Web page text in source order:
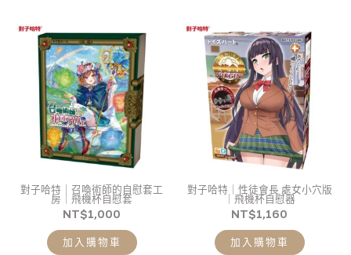
對子哈特｜召喚術師的自慰套工
房｜飛機杯自慰套
NT$1,000
加入購物車
對子哈特｜性徒會長 處女小穴版
｜飛機杯自慰器
NT$1,160
加入購物車